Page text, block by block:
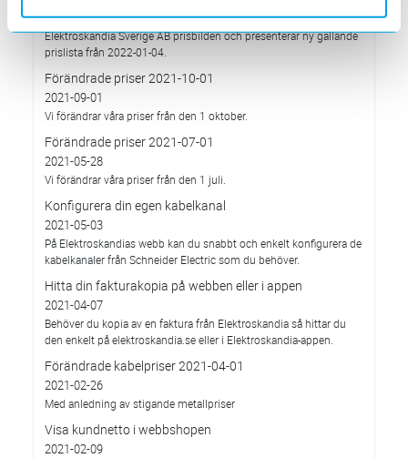
Med anledning av rådande omvärldsläge så justerar
Elektroskandia Sverige AB prisbilden och presenterar ny gällande
prislista från 2022-01-04.
Förändrade priser 2021-10-01
2021-09-01
Vi förändrar våra priser från den 1 oktober.
Förändrade priser 2021-07-01
2021-05-28
Vi förändrar våra priser från den 1 juli.
Konfigurera din egen kabelkanal
2021-05-03
På Elektroskandias webb kan du snabbt och enkelt konfigurera de
kabelkanaler från Schneider Electric som du behöver.
Hitta din fakturakopia på webben eller i appen
2021-04-07
Behöver du kopia av en faktura från Elektroskandia så hittar du
den enkelt på elektroskandia.se eller i Elektro­skandia-appen.
Förändrade kabelpriser 2021-04-01
2021-02-26
Med anledning av stigande metallpriser
Visa kundnetto i webbshopen
2021-02-09